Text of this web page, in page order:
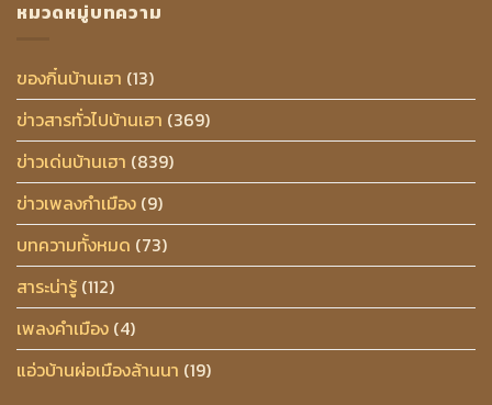
หมวดหมู่บทความ
ของกิ๋นบ้านเฮา (13)
ข่าวสารทั่วไปบ้านเฮา (369)
ข่าวเด่นบ้านเฮา (839)
ข่าวเพลงกำเมือง (9)
บทความทั้งหมด (73)
สาระน่ารู้ (112)
เพลงคำเมือง (4)
แอ่วบ้านผ่อเมืองล้านนา (19)